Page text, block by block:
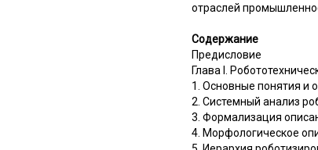
отраслей
Содержание
Предисловие
Глава I.
1. Основные понятия и
2. Системный анализ
3. Формализация
4. Морфологическое